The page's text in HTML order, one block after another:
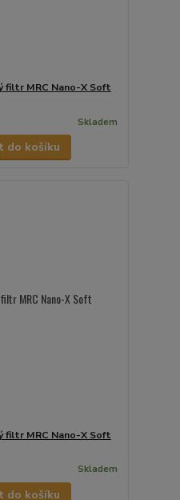
filtr MRC Nano-X Soft
Skladem
do košíku
filtr MRC Nano-X Soft
Skladem
do košíku